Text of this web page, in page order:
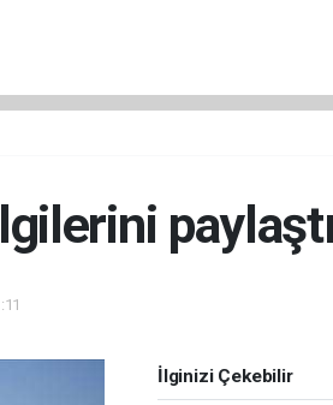
paylaştı
İlginizi Çekebilir